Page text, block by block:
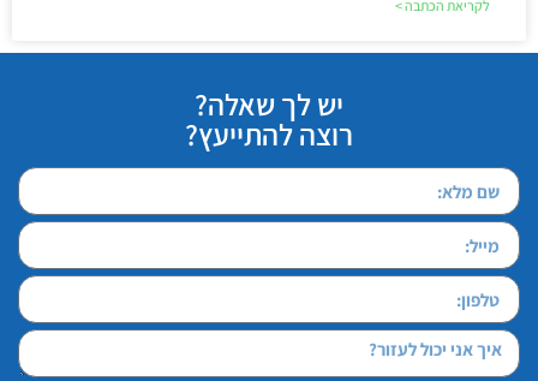
לקריאת הכתבה >
יש לך שאלה?
רוצה להתייעץ?